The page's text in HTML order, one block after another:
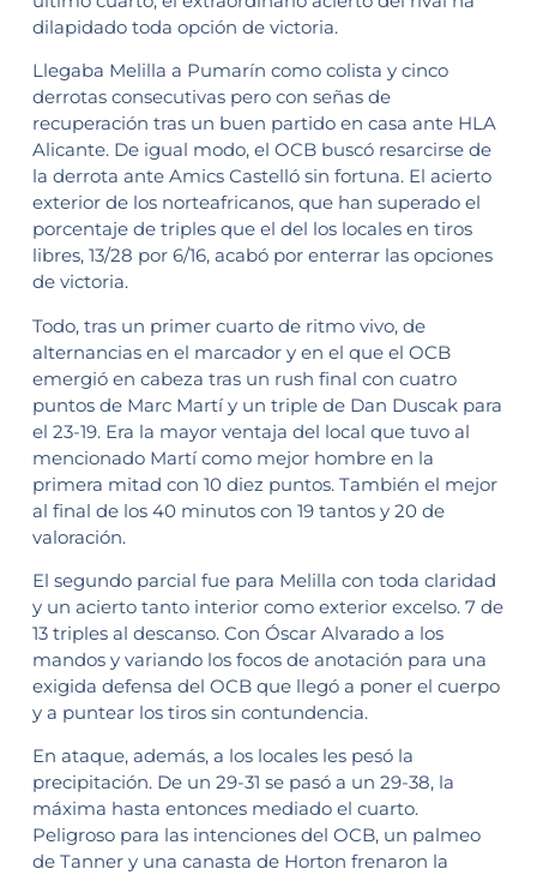
dilapidado toda opción de victoria.
Llegaba Melilla a Pumarín como colista y cinco
derrotas consecutivas pero con señas de
recuperación tras un buen partido en casa ante HLA
Alicante. De igual modo, el OCB buscó resarcirse de
la derrota ante Amics Castelló sin fortuna. El acierto
exterior de los norteafricanos, que han superado el
porcentaje de triples que el del los locales en tiros
libres, 13/28 por 6/16, acabó por enterrar las opciones
de victoria.
Todo, tras un primer cuarto de ritmo vivo, de
alternancias en el marcador y en el que el OCB
emergió en cabeza tras un rush final con cuatro
puntos de Marc Martí y un triple de Dan Duscak para
el 23-19. Era la mayor ventaja del local que tuvo al
mencionado Martí como mejor hombre en la
primera mitad con 10 diez puntos. También el mejor
al final de los 40 minutos con 19 tantos y 20 de
valoración.
El segundo parcial fue para Melilla con toda claridad
y un acierto tanto interior como exterior excelso. 7 de
13 triples al descanso. Con Óscar Alvarado a los
mandos y variando los focos de anotación para una
exigida defensa del OCB que llegó a poner el cuerpo
y a puntear los tiros sin contundencia.
En ataque, además, a los locales les pesó la
precipitación. De un 29-31 se pasó a un 29-38, la
máxima hasta entonces mediado el cuarto.
Peligroso para las intenciones del OCB, un palmeo
de Tanner y una canasta de Horton frenaron la